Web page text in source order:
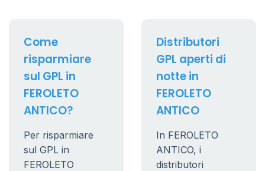
Come
risparmiare
sul GPL in
FEROLETO
ANTICO?
Per risparmiare
sul GPL in
FEROLETO
Distributori
GPL aperti di
notte in
FEROLETO
ANTICO
In FEROLETO
ANTICO, i
distributori